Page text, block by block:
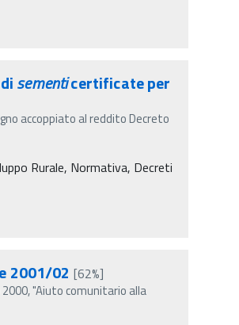
sementicertificate per
accoppiato al reddito Decreto
Rurale, Normativa, Decreti
2001/02 [62%]
"Aiuto comunitario alla